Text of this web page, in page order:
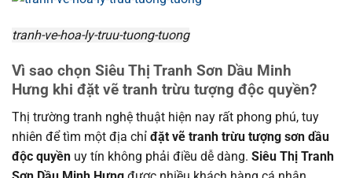
tranh-ve-hoa-ly-truu-tuong-tuong
Vì sao chọn Siêu Thị Tranh Sơn Dầu Minh
Hưng khi đặt vẽ tranh trừu tượng độc quyền?
Thị trường tranh nghệ thuật hiện nay rất phong phú, tuy
nhiên để tìm một địa chỉ đặt vẽ tranh trừu tượng sơn dầu
độc quyền uy tín không phải điều dễ dàng. Siêu Thị Tranh